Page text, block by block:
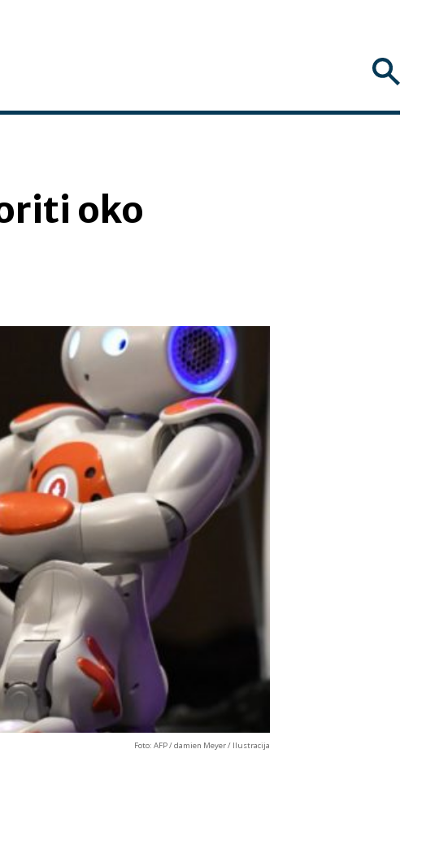
oko
Foto: AFP / damien Meyer / Ilustracija